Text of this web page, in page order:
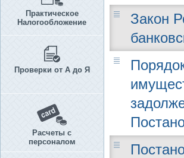
Практическое
Налогообложение
Проверки от А до Я
Расчеты с
персоналом
Закон